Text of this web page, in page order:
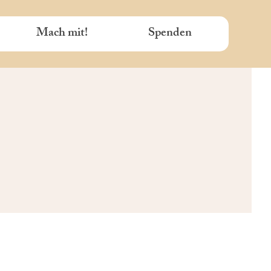
Mach mit! Spenden